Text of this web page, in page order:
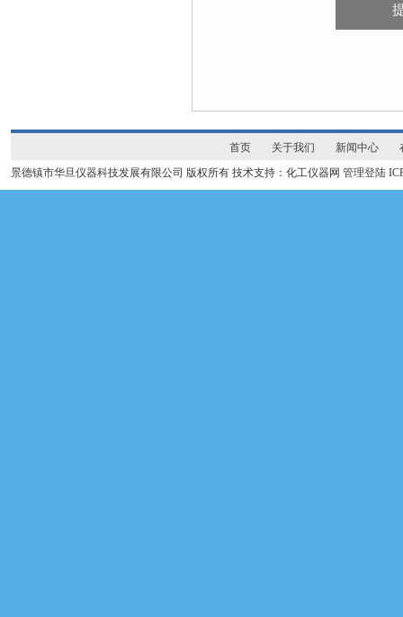
首页 关于我们 新闻中心
景德镇市华旦仪器科技发展有限公司 版权所有 技术支持：化工仪器网 管理登陆